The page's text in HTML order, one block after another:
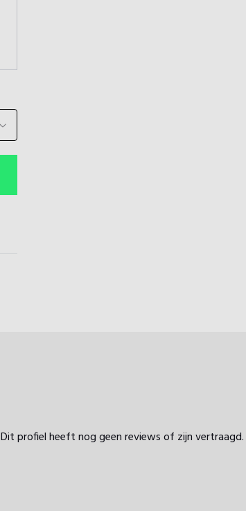
Dit profiel heeft nog geen reviews of zijn vertraagd.